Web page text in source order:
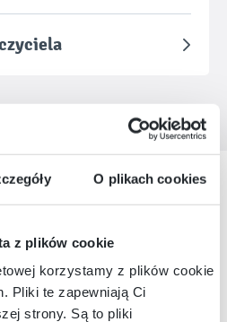
O plikach cookies
z plików cookie
korzystamy z plików cookie:
Pliki te zapewniają Ci
strony. Są to pliki